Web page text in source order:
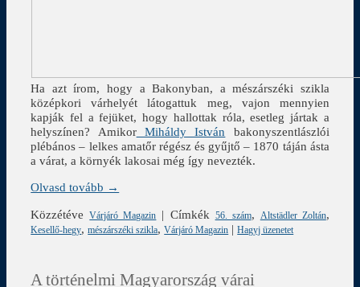
Ha azt írom, hogy a Bakonyban, a mészárszéki szikla
középkori várhelyét látogattuk meg, vajon mennyien
kapják fel a fejüket, hogy hallottak róla, esetleg jártak a
helyszínen? AmikorMiháldy István bakonyszentlászlói
plébános – lelkes amatőr régész és gyűjtő – 1870 táján ásta
a várat, a környék lakosai még így nevezték.
Olvasd tovább →
Közzétéve
Várjáró Magazin | Címkék 56. szám, Altstädler Zoltán,
Kesellő-hegy,mészárszéki szikla,Várjáró Magazin |Hagyj üzenetet
A történelmi Magyarország várai